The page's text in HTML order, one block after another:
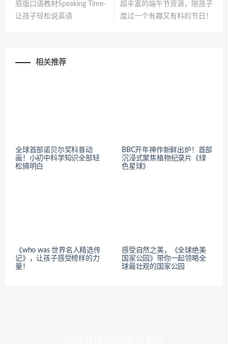
原版口语教材Speaking Time-
让孩子轻松说英语
超丰富的端午节资源，陪孩子
度过一个有趣又有料的节日！
相关推荐
全球首部诺贝尔奖科普动
画！小初中科学知识全部轻
松搞明白
BBC开年神作新鲜出炉！首部
沉浸式聚焦植物纪录片《绿
色星球》
《who was 世界名人精选传
记》，让孩子感受榜样的力
量！
感受自然之美，《全球绝美
国家公园》带你一起领略全
球最壮观的国家公园